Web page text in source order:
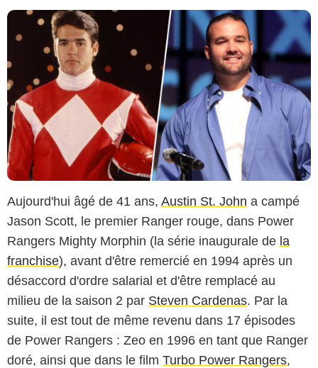
Aujourd'hui âgé de 41 ans, Austin St. John a campé
Jason Scott, le premier Ranger rouge, dans Power
Rangers Mighty Morphin (la série inaugurale de la
franchise), avant d'être remercié en 1994 après un
désaccord d'ordre salarial et d'être remplacé au
milieu de la saison 2 par Steven Cardenas. Par la
suite, il est tout de même revenu dans 17 épisodes
de Power Rangers : Zeo en 1996 en tant que Ranger
doré, ainsi que dans le film Turbo Power Rangers,